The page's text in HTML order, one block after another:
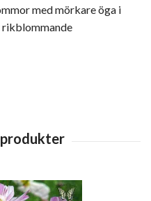
med mörkare öga i